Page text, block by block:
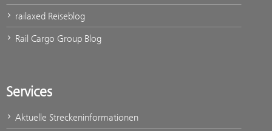
railaxed Reiseblog
Rail Cargo Group Blog
Services
Aktuelle Streckeninformationen